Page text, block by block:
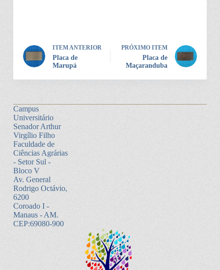
ITEM ANTERIOR
Placa de
Marupá
PRÓXIMO ITEM
Placa de
Maçaranduba
Campus
Universitário
Senador Arthur
Virgílio Filho
Faculdade de
Ciências Agrárias
- Setor Sul -
Bloco V
Av. General
Rodrigo Octávio,
6200
Coroado I -
Manaus - AM.
CEP:69080-900